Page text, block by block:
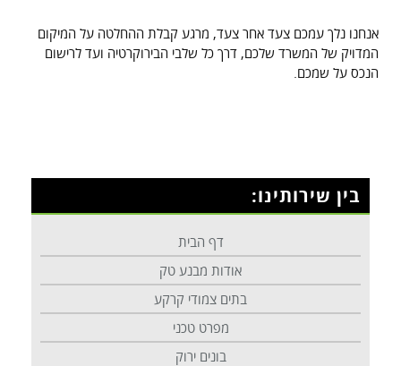
אנחנו נלך עמכם צעד אחר צעד, מרגע קבלת ההחלטה על המיקום
המדויק של המשרד שלכם, דרך כל שלבי הבירוקרטיה ועד לרישום
הנכס על שמכם.
בין שירותינו:
דף הבית
אודות מבנע טק
בתים צמודי קרקע
מפרט טכני
בונים ירוק